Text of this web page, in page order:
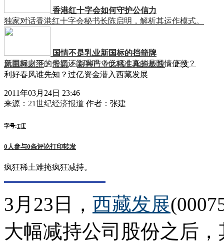
香港红十字会如何守护公信力
独家对话香港红十字会秘书长陈启明，解析其运作模式。
国情不是乳业新国标的挡箭牌
新国标之下的牛奶还能喝吗？低标准真的是国情使然？
凤凰网财经>股票>新兴产业之稀土永磁板块> 正文
利好春风谁先知？过亿资金潜入西藏发展
2011年03月24日 23:46
来源： 21世纪经济报道 作者： 张建
字号:T|T
0 人参与0条评论打印转发
疯狂稀土难掩疯狂减持。
3月23日， 西藏发展
大幅减持公司股份之后